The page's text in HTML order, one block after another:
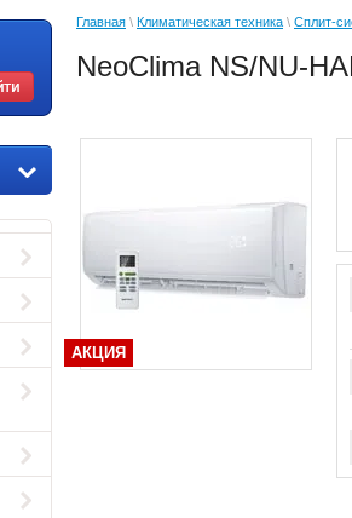
Главная \ Климатическая техника \ Сплит-
NeoClima NS/NU-
АКЦИЯ